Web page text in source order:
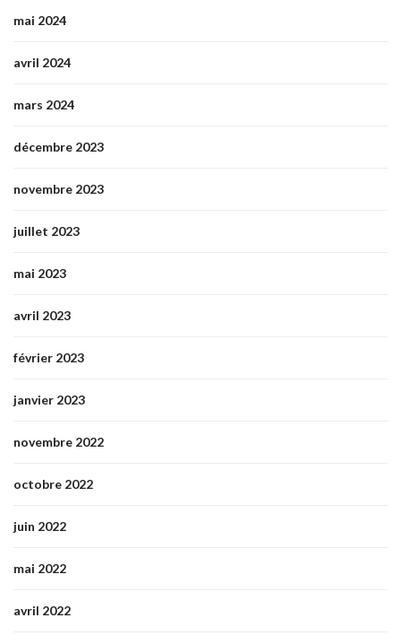
mai 2024
avril 2024
mars 2024
décembre 2023
novembre 2023
juillet 2023
mai 2023
avril 2023
février 2023
janvier 2023
novembre 2022
octobre 2022
juin 2022
mai 2022
avril 2022